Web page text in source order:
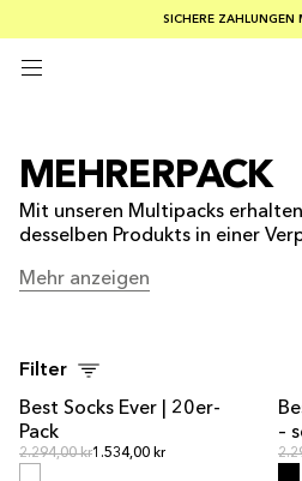
SOMMER-SCHLUSSVERKAUF:
KOSTENLOSER VERSAND AB
SICHERE ZAHLUNGEN
MEHRERPACK
Mit unseren Multipacks
desselben Produkts in einer
Mehr anzeigen
Filter
MULTIPACK-ANGEBOT
Best Socks Ever | 20er-
Pack
Normalpreis
2.294,00 krNormalpreis
1.534,00 kr
–